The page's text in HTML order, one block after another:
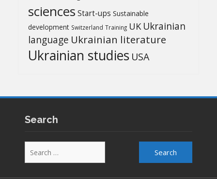
sciences Start-ups Sustainable
development Switzerland Training UK Ukrainian
language Ukrainian literature
Ukrainian studies USA
Search
for: